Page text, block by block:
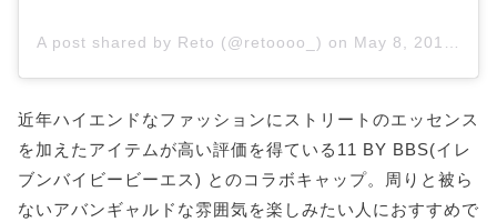
A post shared by Reto (@retoooo_) on May 8, 2016 at 9:00am PDT
近年ハイエンドなファッションにストリートのエッセンス
を加えたアイテムが高い評価を得ている11 BY BBS(イレ
ブンバイビービーエス) とのコラボキャップ。周りと被ら
ないアバンギャルドな雰囲気を楽しみたい人におすすめで